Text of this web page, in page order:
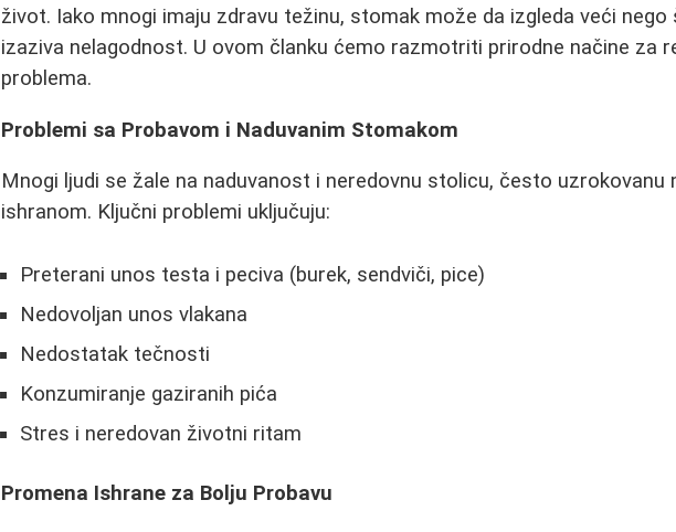
život. Iako mnogi imaju zdravu težinu, stomak može da izgleda veći
izaziva nelagodnost. U ovom članku ćemo razmotriti prirodne načine za
problema.
Problemi sa Probavom i Naduvanim Stomakom
Mnogi ljudi se žale na naduvanost i neredovnu stolicu, često uzrokovanu
ishranom. Ključni problemi uključuju:
Preterani unos testa i peciva (burek, sendviči, pice)
Nedovoljan unos vlakana
Nedostatak tečnosti
Konzumiranje gaziranih pića
Stres i neredovan životni ritam
Promena Ishrane za Bolju Probavu